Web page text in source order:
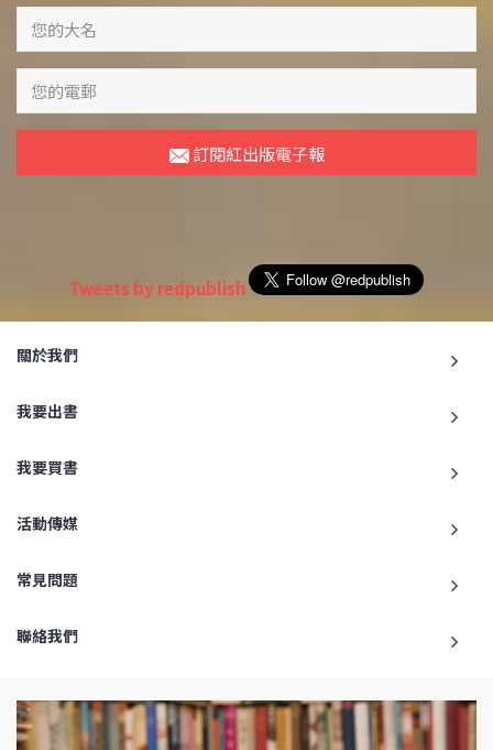
訂閱紅出版電子報
Tweets by redpublish
關於我們
我要出書
我要買書
活動傳媒
常見問題
聯絡我們